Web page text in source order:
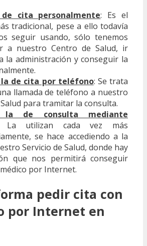
cita personalmente: Es el
tradicional, pese a ello todavía
seguir usando, sólo tenemos
a nuestro Centro de Salud, ir
la administración y conseguir la
de cita por teléfono: Se trata
llamada de teléfono a nuestro
para tramitar la consulta.
la de consulta mediante
utilizan cada vez más
se hace accediendo a la
Servicio de Salud, donde hay
que nos permitirá conseguir
por Internet.
pedir cita con
por Internet en